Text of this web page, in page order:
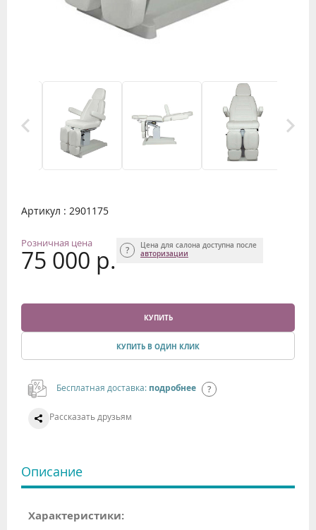
Артикул : 2901175
Розничная цена
75 000 р.
Цена для салона доступна после
авторизации
КУПИТЬ
КУПИТЬ В ОДИН КЛИК
Бесплатная доставка: подробнее
Рассказать друзьям
Описание
Характеристики: